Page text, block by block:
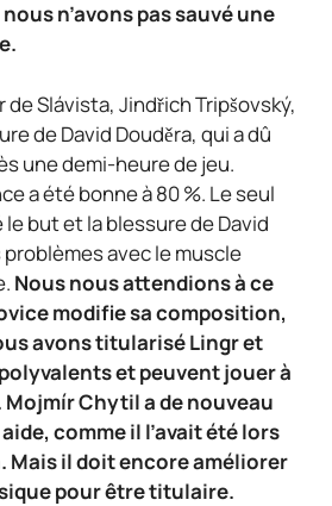
n’avons pas sauvé une
de Slávista, Jindřich Tripšovský,
de David Douděra, qui a dû
une demi-heure de jeu.
a été bonne à 80 %. Le seul
but et la blessure de David
problèmes avec le muscle
Nous nous attendions à ce
modifie sa composition,
avons titularisé Lingr et
et peuvent jouer à
Chytil a de nouveau
comme il l’avait été lors
Mais il doit encore améliorer
pour être titulaire.